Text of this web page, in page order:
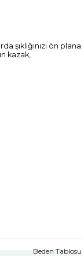
şıklığınızı ön plana
kazak,
Beden Tablosu